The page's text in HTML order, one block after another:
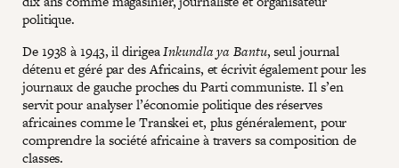
politique.
De 1938 à 1943, il dirigeaInkundla ya Bantu, seul journal
détenu et géré par des Africains, et écrivit également pour les
journaux de gauche proches du Parti communiste. Il s’en
servit pour analyser l’économie politique des réserves
africaines comme le Transkei et, plus généralement, pour
comprendre la société africaine à travers sa composition de
classes.